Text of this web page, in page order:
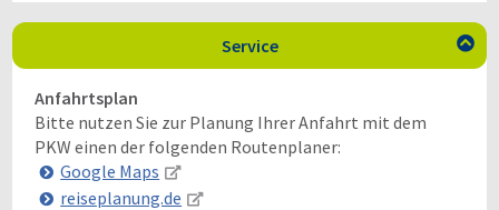
Service 
Anfahrtsplan
Bitte nutzen Sie zur Planung Ihrer Anfahrt mit dem
PKW einen der folgenden Routenplaner:
Google Maps
reiseplanung.de